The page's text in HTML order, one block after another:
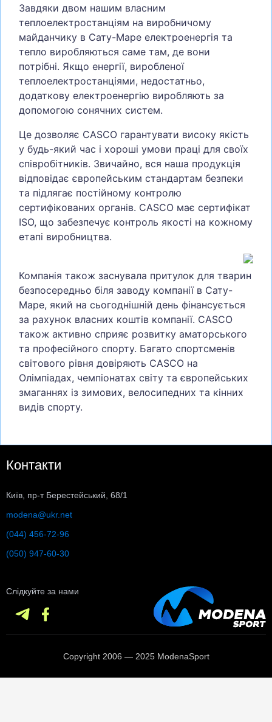
Завдяки двом нашим власним
теплоелектростанціям на виробничому
майданчику в Сату-Маре електроенергія та
тепло виробляються саме там, де вони
потрібні. Якщо енергії, виробленої
теплоелектростанціями, недостатньо,
додаткову електроенергію виробляють за
допомогою сонячних систем.
Це дозволяє CASCO гарантувати високу якість
у будь-який час і хороші умови праці для своїх
співробітників. Звичайно, вся наша продукція
відповідає європейським стандартам безпеки
та підлягає постійному контролю
сертифікованих органів. CASCO має сертифікат
ISO, що забезпечує контроль якості на кожному
етапі виробництва.
Компанія також заснувала притулок для тварин
безпосередньо біля заводу компанії в Сату-
Маре, який на сьогоднішній день фінансується
за рахунок власних коштів компанії. CASCO
також активно сприяє розвитку аматорського
та професійного спорту. Багато спортсменів
світового рівня довіряють CASCO на
Олімпіадах, чемпіонатах світу та європейських
змаганнях із зимових, велосипедних та кінних
видів спорту.
Контакти
Київ, пр-т Берестейський, 68/1
modena@ukr.net
(044) 456-72-96
(050) 947-60-30
Слідкуйте за нами
Copyright 2006 — 2025 ModenaSport